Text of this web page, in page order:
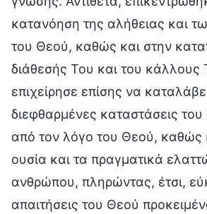
κατανόηση της αλήθειας και
του Θεού, καθώς και στην
διάθεσής Του και του κάλλους
επιχείρησε επίσης να
διεφθαρμένες καταστάσεις
από τον λόγο του Θεού, καθώς
ουσία και τα πραγματικά
ανθρώπου, πληρώντας, έτσι,
απαιτήσεις του Θεού